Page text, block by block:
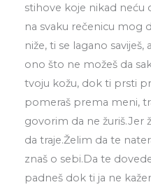
stihove koje nikad neću
na svaku rečenicu mog
niže, ti se lagano
ono što ne možeš da
tvoju kožu, dok ti prsti
pomeraš prema meni,
govorim da ne žuriš.Jer
da traje.Želim da te
znaš o sebi.Da te
padneš dok ti ja ne